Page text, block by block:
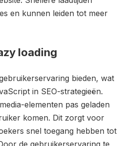
en kunnen leiden tot meer
loading
bieden, wat
in SEO-strategieën.
elementen pas geladen
komen. Dit zorgt voor
snel toegang hebben tot
de gebruikerservaring te